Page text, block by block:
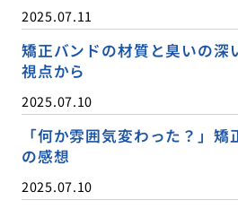
2025.07.11
矯正バンドの材質と臭いの深
視点から
2025.07.10
「何か雰囲気変わった？」
の感想
2025.07.10